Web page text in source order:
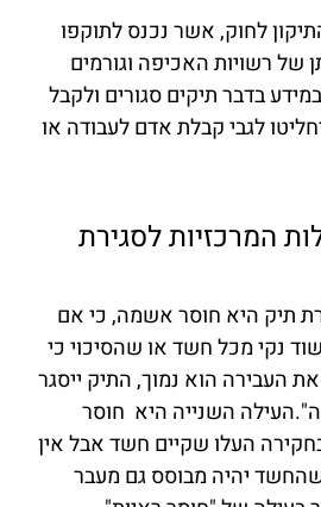
לחוק, אשר נכנס לתוקפו
זכותן של רשויות האכיפה וגורמים
בדבר תיקים סגורים ולקבל
לגבי קבלת אדם לעבודה או
המרכזיות לסגירת
תיק היא חוסר אשמה, כי אם
נקי מכל חשד או שהסיכוי כי
העבירה הוא נמוך, התיק ייסגר
השנייה היא חוסר
העלו שקיים חשד אבל אין
יהיה מבוסס גם מעבר